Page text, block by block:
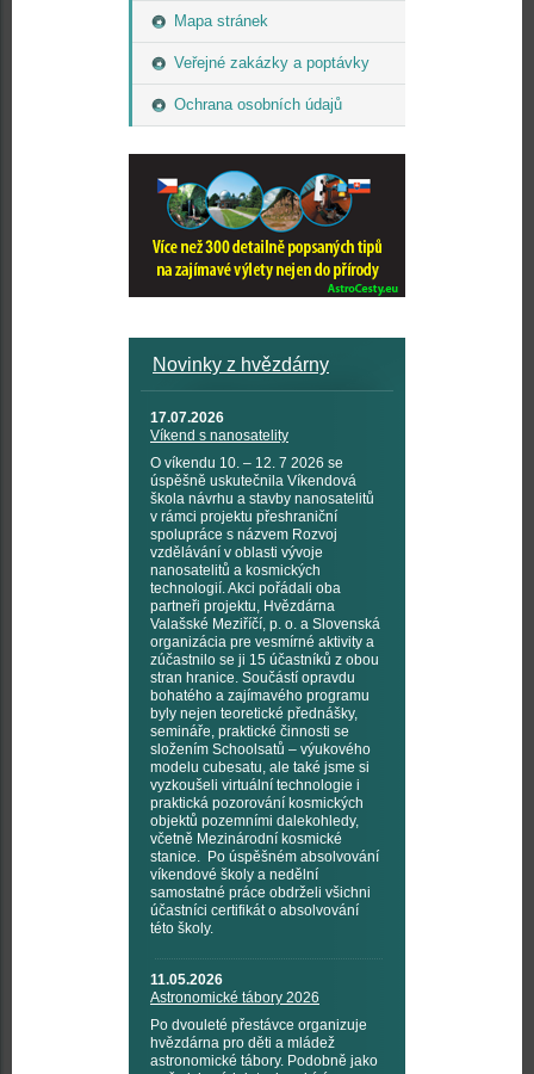
Mapa stránek
Veřejné zakázky a poptávky
Ochrana osobních údajů
Novinky z hvězdárny
17.07.2026
Víkend s nanosatelity
O víkendu 10. – 12. 7 2026 se
úspěšně uskutečnila Víkendová
škola návrhu a stavby nanosatelitů
v rámci projektu přeshraniční
spolupráce s názvem Rozvoj
vzdělávání v oblasti vývoje
nanosatelitů a kosmických
technologií. Akci pořádali oba
partneři projektu, Hvězdárna
Valašské Meziříčí, p. o. a Slovenská
organizácia pre vesmírné aktivity a
zúčastnilo se ji 15 účastníků z obou
stran hranice. Součástí opravdu
bohatého a zajímavého programu
byly nejen teoretické přednášky,
semináře, praktické činnosti se
složením Schoolsatů – výukového
modelu cubesatu, ale také jsme si
vyzkoušeli virtuální technologie i
praktická pozorování kosmických
objektů pozemními dalekohledy,
včetně Mezinárodní kosmické
stanice. Po úspěšném absolvování
víkendové školy a nedělní
samostatné práce obdrželi všichni
účastníci certifikát o absolvování
této školy.
11.05.2026
Astronomické tábory 2026
Po dvouleté přestávce organizuje
hvězdárna pro děti a mládež
astronomické tábory. Podobně jako